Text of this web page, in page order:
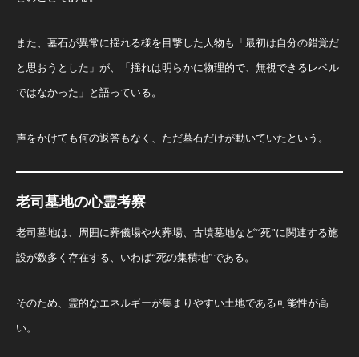
また、墓石が異常に揺れる様を目撃した人物も「最初は自分の錯覚だ
と思おうとした」が、「揺れは明らかに物理的で、無視できるレベル
ではなかった」と語っている。
声をかけても何の返答もなく、ただ墓石だけが動いていたという。
老司墓地の心霊考察
老司墓地は、周囲に葬儀場や火葬場、古墳墓地など“死”に関連する施
設が数多く存在する、いわば“死の集積地”である。
そのため、霊的なエネルギーが集まりやすい土地である可能性が高
い。